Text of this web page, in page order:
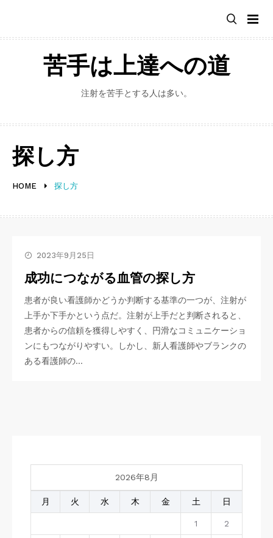
content
苦手は上達への道
注射を苦手とする人は多い。
HOME 探し方
探し方
2023年9月25日
成功につながる血管の探し方
患者が良い看護師かどうか判断する基準の一つが、注射が
上手か下手かという点だ。注射が上手だと判断されると、
患者からの信頼を獲得しやすく、円滑なコミュニケーショ
ンにもつながりやすい。しかし、新人看護師やブランクの
ある看護師の…
2026年8月
月 火 水 木 金 土 日
1 2